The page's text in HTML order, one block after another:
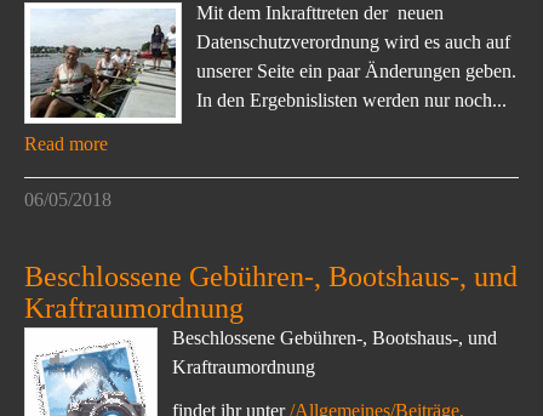
Mit dem Inkrafttreten der neuen
Datenschutzverordnung wird es auch auf
unserer Seite ein paar Änderungen geben.
In den Ergebnislisten werden nur noch...
Read more
06/05/2018
Beschlossene Gebühren-, Bootshaus-, und
Kraftraumordnung
Beschlossene Gebühren-, Bootshaus-, und
Kraftraumordnung
findet ihr unter/Allgemeines/Beiträge,